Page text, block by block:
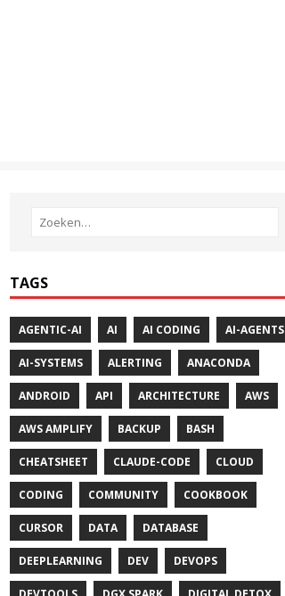
TAGS
AGENTIC-AI AI AI CODING AI-AGENTS
AI-SYSTEMS ALERTING ANACONDA
ANDROID API ARCHITECTURE AWS
AWS AMPLIFY BACKUP BASH
CHEATSHEET CLAUDE-CODE CLOUD
CODING COMMUNITY COOKBOOK
CURSOR DATA DATABASE
DEEPLEARNING DEV DEVOPS